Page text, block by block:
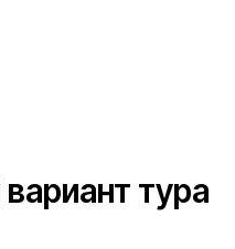
тура